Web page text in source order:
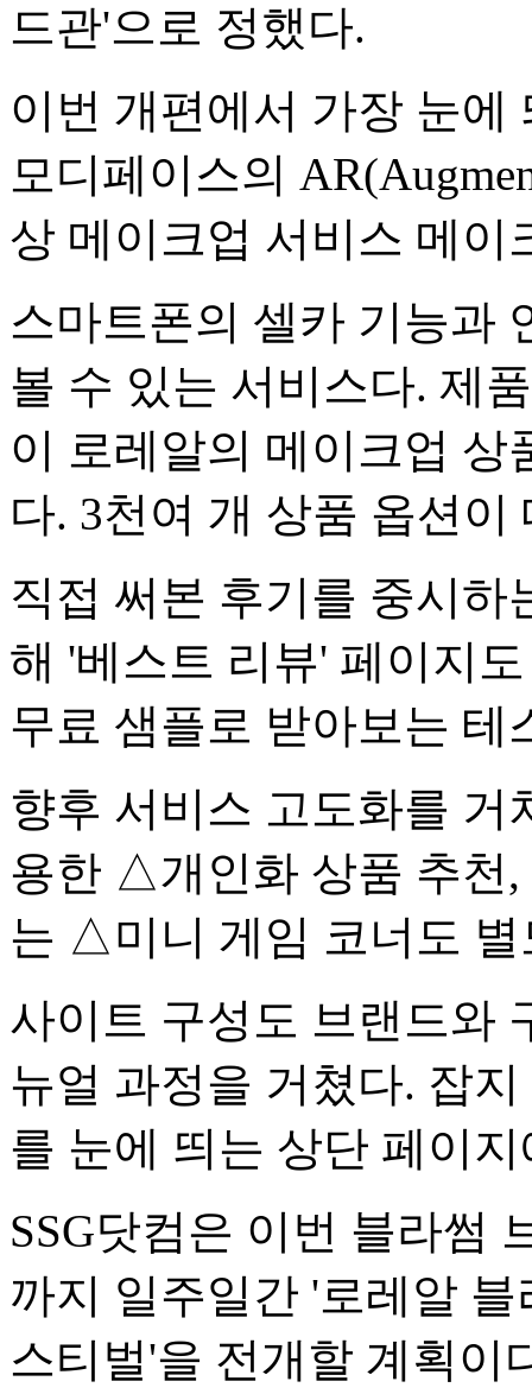
드관'으로 정했다.
이번 개편에서 가장 눈
모디페이스의
상 메이크업 서비스 메이
스마트폰의 셀카 기능과
볼 수 있는 서비스다. 제
이 로레알의 메이크업 상
다. 3천여 개 상품 옵션이
직접 써본 후기를 중시하
해 '베스트 리뷰' 페이지
무료 샘플로 받아보는 테
향후 서비스 고도화를 거
용한 △개인화 상품 추천,
는 △미니 게임 코너도 별
사이트 구성도 브랜드와
뉴얼 과정을 거쳤다. 잡
를 눈에 띄는 상단 페이
SSG닷컴은 이번 블라썸
까지 일주일간 '로레알
스티벌'을 전개할 계획이